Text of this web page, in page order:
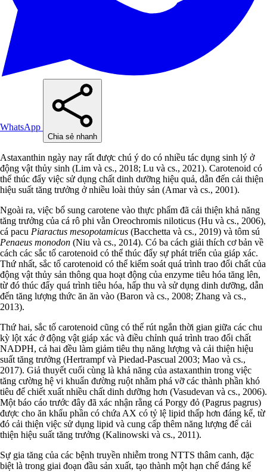
WhatsApp
Chia sẻ nhanh
Astaxanthin ngày nay rất được chú ý do có nhiều tác dụng sinh lý ở
động vật thủy sinh (Lim và cs., 2018; Lu và cs., 2021). Carotenoid có
thể thúc đẩy việc sử dụng chất dinh dưỡng hiệu quả, dẫn đến cải thiện
hiệu suất tăng trưởng ở nhiều loài thủy sản (Amar và cs., 2001).
Ngoài ra, việc bổ sung carotene vào thực phẩm đã cải thiện khả năng
tăng trưởng của cá rô phi vằn Oreochromis niloticus (Hu và cs., 2006),
cá pacu Piaractus mesopotamicus (Bacchetta và cs., 2019) và tôm sú
Penaeus monodon (Niu và cs., 2014). Có ba cách giải thích cơ bản về
cách các sắc tố carotenoid có thể thúc đẩy sự phát triển của giáp xác.
Thứ nhất, sắc tố carotenoid có thể kiểm soát quá trình trao đổi chất của
động vật thủy sản thông qua hoạt động của enzyme tiêu hóa tăng lên,
từ đó thúc đẩy quá trình tiêu hóa, hấp thu và sử dụng dinh dưỡng, dẫn
đến tăng lượng thức ăn ăn vào (Baron và cs., 2008; Zhang và cs.,
2013).
Thứ hai, sắc tố carotenoid cũng có thể rút ngắn thời gian giữa các chu
kỳ lột xác ở động vật giáp xác và điều chỉnh quá trình trao đổi chất
NADPH, cả hai đều làm giảm tiêu thụ năng lượng và cải thiện hiệu
suất tăng trưởng (Hertrampf và Piedad-Pascual 2003; Mao và cs.,
2017). Giả thuyết cuối cùng là khả năng của astaxanthin trong việc
tăng cường hệ vi khuẩn đường ruột nhằm phá vỡ các thành phần khó
tiêu để chiết xuất nhiều chất dinh dưỡng hơn (Vasudevan và cs., 2006).
Một báo cáo trước đây đã xác nhận rằng cá Porgy đỏ (Pagrus pagrus)
được cho ăn khẩu phần có chứa AX có tỷ lệ lipid thấp hơn đáng kể, từ
đó cải thiện việc sử dụng lipid và cung cấp thêm năng lượng để cải
thiện hiệu suất tăng trưởng (Kalinowski và cs., 2011).
Sự gia tăng của các bệnh truyền nhiễm trong NTTS thâm canh, đặc
biệt là trong giai đoạn đầu sản xuất, tạo thành một hạn chế đáng kể